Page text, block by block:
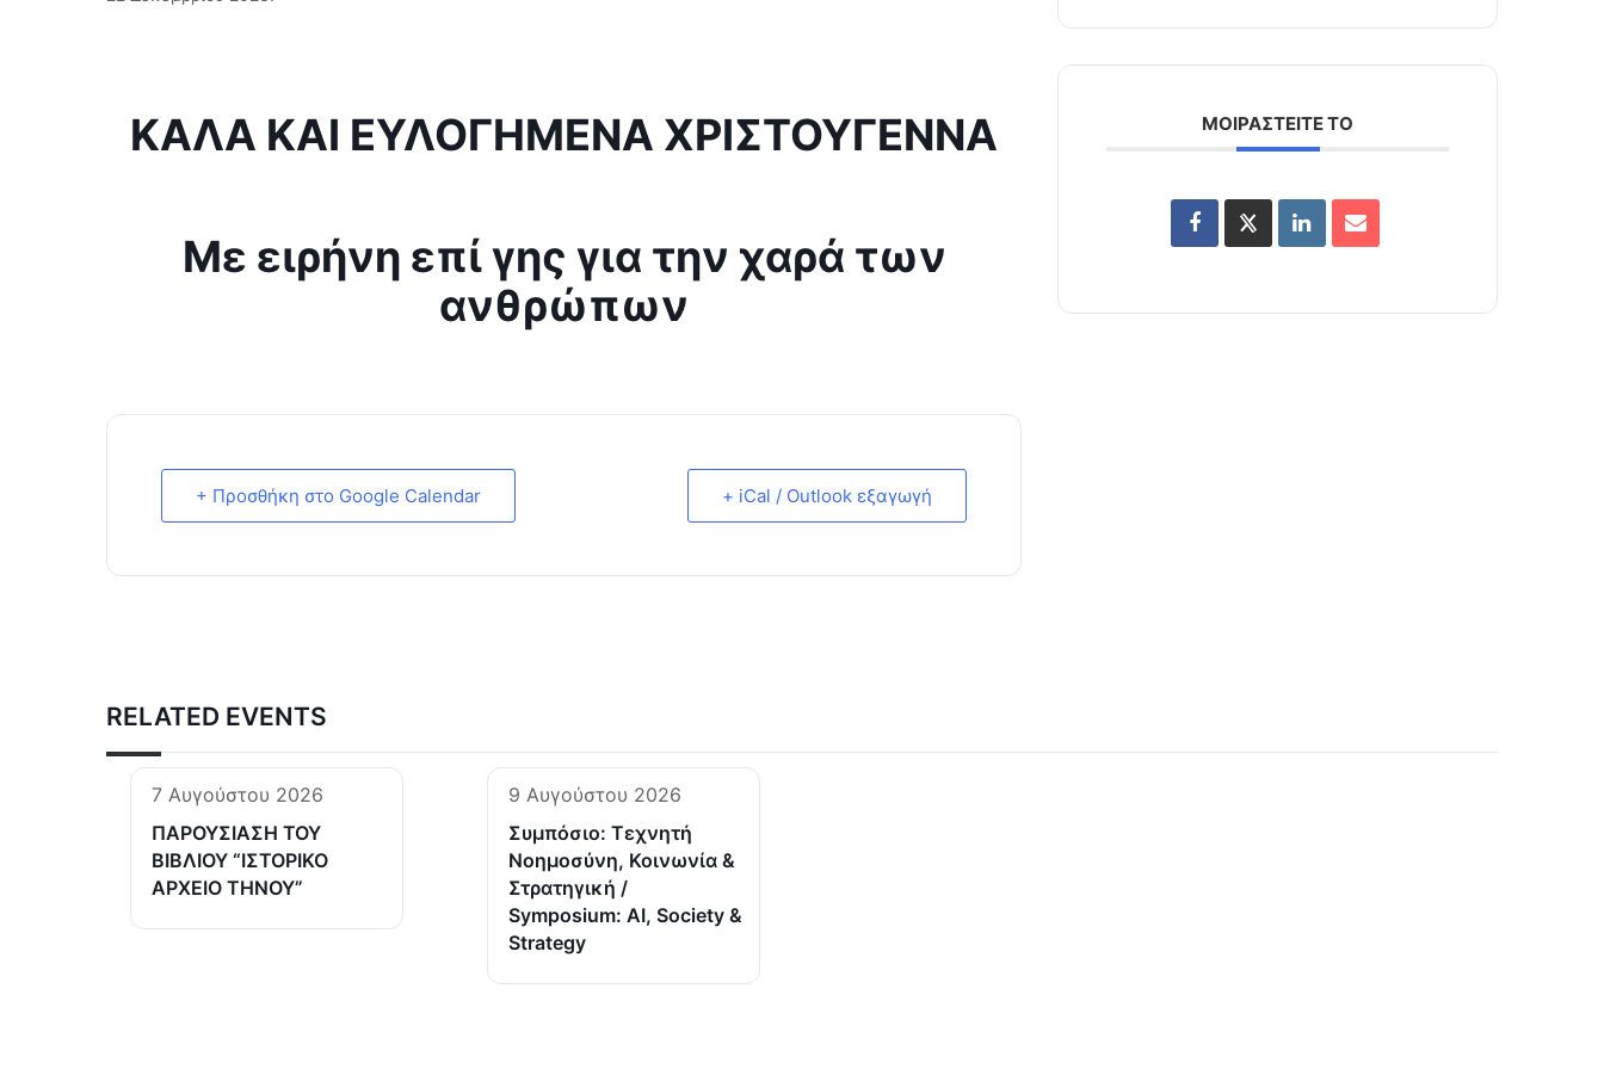
ΚΑΛΑ ΚΑΙ ΕΥΛΟΓΗΜΕΝΑ ΧΡΙΣΤΟΥΓΕΝΝΑ
Με ειρήνη επί γης για την χαρά των
ανθρώπων
+ Προσθήκη στο Google Calendar + iCal / Outlook εξαγωγή
ΜΟΙΡΑΣΤΕΙΤΕ ΤΟ
RELATED EVENTS
7 Αυγούστου 2026
ΠΑΡΟΥΣΙΑΣΗ ΤΟΥ
ΒΙΒΛΙΟΥ “ΙΣΤΟΡΙΚΟ
ΑΡΧΕΙΟ ΤΗΝΟΥ”
9 Αυγούστου 2026
Συμπόσιο: Τεχνητή
Νοημοσύνη, Κοινωνία &
Στρατηγική /
Symposium: AI, Society &
Strategy